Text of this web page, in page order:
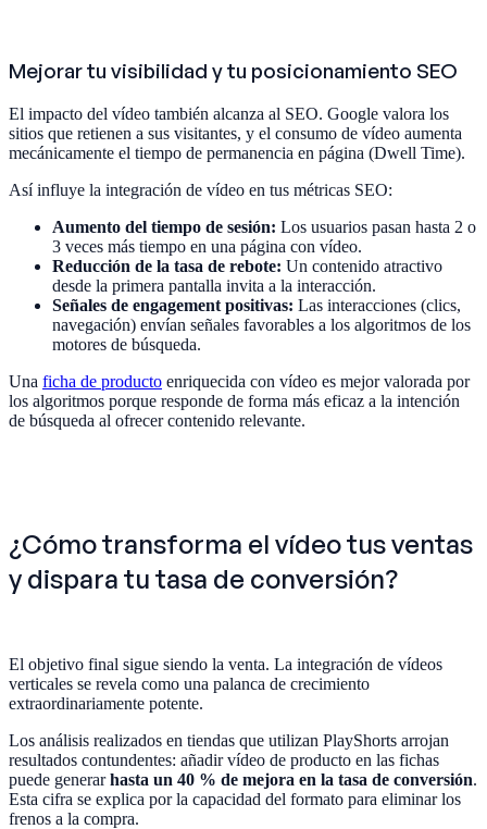
Mejorar tu visibilidad y tu posicionamiento SEO
El impacto del vídeo también alcanza al SEO. Google valora los
sitios que retienen a sus visitantes, y el consumo de vídeo aumenta
mecánicamente el tiempo de permanencia en página (Dwell Time).
Así influye la integración de vídeo en tus métricas SEO:
Aumento del tiempo de sesión: Los usuarios pasan hasta 2 o
3 veces más tiempo en una página con vídeo.
Reducción de la tasa de rebote: Un contenido atractivo
desde la primera pantalla invita a la interacción.
Señales de engagement positivas: Las interacciones (clics,
navegación) envían señales favorables a los algoritmos de los
motores de búsqueda.
Una ficha de producto enriquecida con vídeo es mejor valorada por
los algoritmos porque responde de forma más eficaz a la intención
de búsqueda al ofrecer contenido relevante.
¿Cómo transforma el vídeo tus ventas
y dispara tu tasa de conversión?
El objetivo final sigue siendo la venta. La integración de vídeos
verticales se revela como una palanca de crecimiento
extraordinariamente potente.
Los análisis realizados en tiendas que utilizan PlayShorts arrojan
resultados contundentes: añadir vídeo de producto en las fichas
puede generarhasta un 40 % de mejora en la tasa de conversión.
Esta cifra se explica por la capacidad del formato para eliminar los
frenos a la compra.